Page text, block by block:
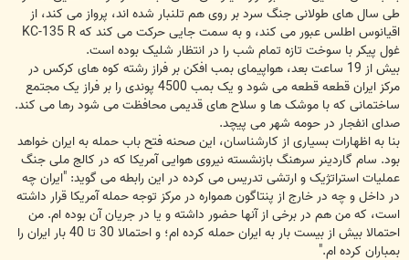
طی سال های طولانی جنگ سرد بر روی هم تلنبار شده اند، پرواز می کند، از
اقیانوس اطلس عبور می کند، و به سمت جایی حرکت می کند که KC-135 R
غول پیکر با سوخت تازه تمام شب را در انتظار شلیک بوده است.
بیش از 19 ساعت بعد، هواپیمای بمب افکن بر فراز رشته کوه های کرکس در
مرکز ایران قطعه قطعه می شود و یک بمب 4500 پوندی را بر فراز یک مجتمع
ساختمانی که با موشک ها و سلاح های قدیمی محافظت می شود رها می کند.
صدای انفجار در حومه شهر می پیچد.
بنا به اظهارات بسیاری از کارشناسان، این صحنه فتح باب حمله به ایران خواهد
بود. سام گاردینر سرهنگ بازنشسته نیروی هوایی آمریکا که در کالج ملی جنگ
عملیات استراتژیک و ارتشی تدریس می کرده در این رابطه می گوید: "ایران چه
در داخل و چه در خارج از پنتاگون همواره در مرکز توجه حمله آمریکا قرار داشته
است، که من هم در برخی از آنها حضور داشته و یا در جریان آن بوده ام. من
احتمالا بیش از بیست بار به ایران حمله کرده ام؛ و احتمالا 30 تا 40 بار ایران را
بمباران کرده ام."